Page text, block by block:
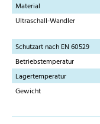
Material
Ultraschall-Wandler
Schutzart nach EN 60529
Betriebstemperatur
Lagertemperatur
Gewicht